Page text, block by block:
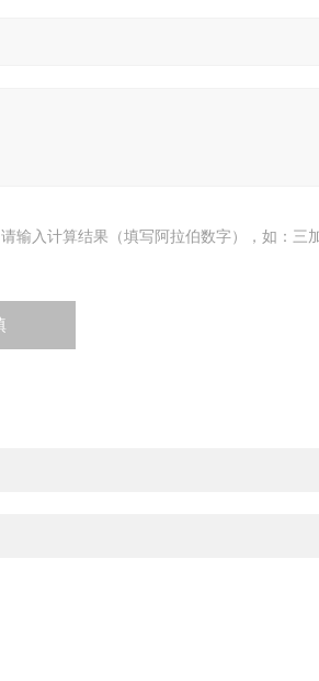
请输入计算结果（填写阿拉伯数字），如：三